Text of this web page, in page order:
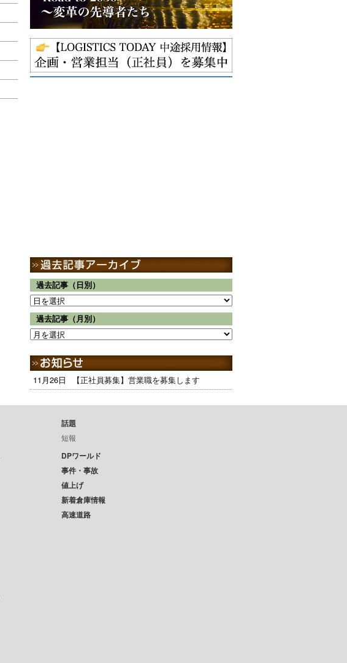
過去記事（日別）
過去記事（月別）
11月26日 【正社員募集】営業職を募集します
話題
短報
DPワールド
事件・事故
値上げ
新着倉庫情報
高速道路